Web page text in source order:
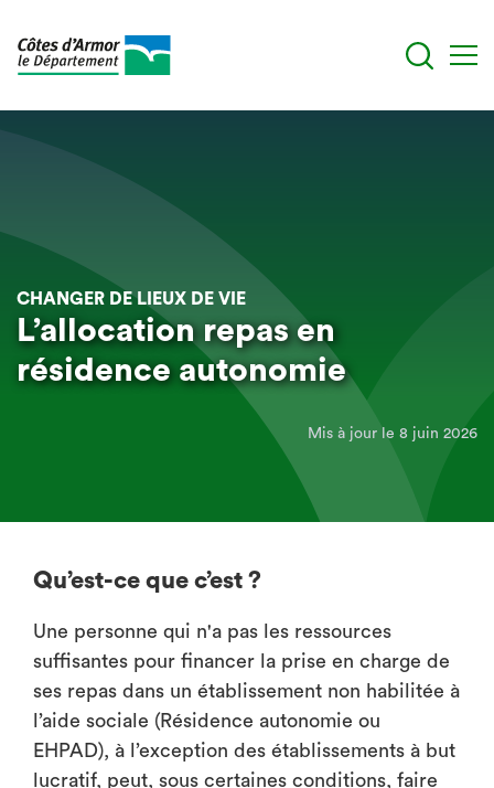
CHANGER DE LIEUX DE VIE
L’allocation repas en
résidence autonomie
Mis à jour le 8 juin 2026
Qu’est-ce que c’est ?
Une personne qui n'a pas les ressources
suffisantes pour financer la prise en charge de
ses repas dans un établissement non habilitée à
l’aide sociale (Résidence autonomie ou
EHPAD), à l’exception des établissements à but
lucratif, peut, sous certaines conditions, faire